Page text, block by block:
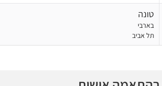
טונה
בארבי
תל אביב